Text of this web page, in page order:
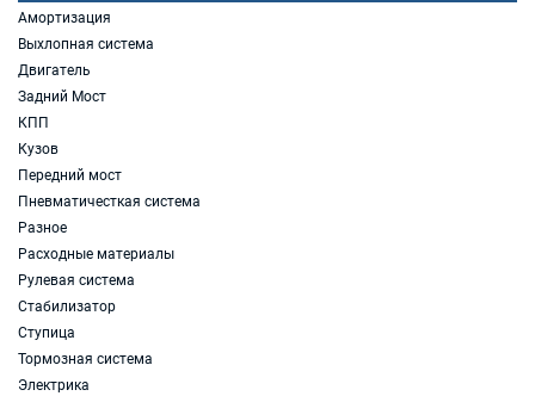
Амортизация
Выхлопная система
Двигатель
Задний Мост
КПП
Кузов
Передний мост
Пневматичесткая система
Разное
Расходные материалы
Рулевая система
Стабилизатор
Ступица
Тормозная система
Электрика